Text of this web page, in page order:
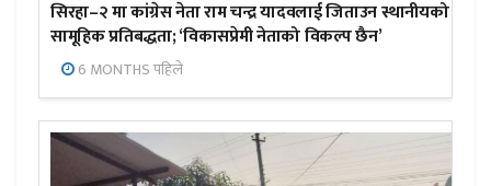
सिरहा–२ मा कांग्रेस नेता राम चन्द्र यादवलाई जिताउन स्थानीयको
सामूहिक प्रतिबद्धता; ‘विकासप्रेमी नेताको विकल्प छैन’
6 MONTHS पहिले